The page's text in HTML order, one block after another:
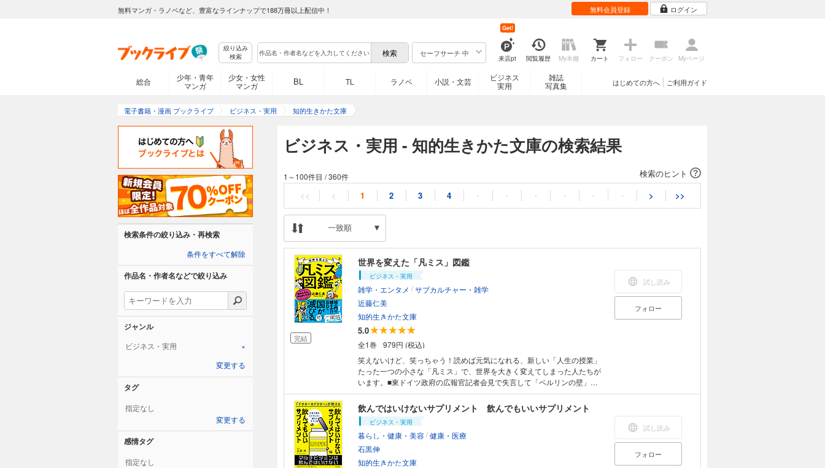
無料マンガ・ラノベなど、豊富なラインナップで188万冊以上配信中！ 無料会員登録 ログイン
絞り込み
検索
セーフサーチ 中
来店pt
Get!
閲覧履歴 My本棚 カート フォロー クーポン Myページ
総合
少年・青年
マンガ
少女・女性
マンガ
BL TL ラノベ 小説・文芸
ビジネス
実用
雑誌
写真集
ご利用ガイド
はじめての方へ
電子書籍・漫画 ブックライブ ビジネス・実用 知的生きかた文庫
ビジネス・実用 - 知的生きかた文庫の検索結果
検索のヒント
1～100件目 /360件
<< < 1 2 3 4 ・ ・ ・ ・ ・ ・ > >>
一致順
完結
世界を変えた「凡ミス」図鑑
ビジネス・実用
雑学・エンタメ /サブカルチャー・雑学
近藤仁美
知的生きかた文庫
5.0
全1巻
979円 (税込)
笑えないけど、笑っちゃう！読めば元気になれる、新しい「人生の授業」
たった一つの小さな「凡ミス」で、世界を大きく変えてしまった人たちが
います。■東ドイツ政府の広報官記者会見で失言して「ベルリンの壁」が
崩壊する■吉田茂（内閣総理大臣）独り言がマイクに乗ってしまい議会が
解散■NASA（アメリカ航空宇宙局）線を一本書き忘れて66億円のロケッ
トが大爆破■東ローマ帝国城の門の鍵を閉め忘れて国が滅びる■ウォルト・
ディズニー契約書をよく読まずにサインしてキャラの権利を失う……など
など、計42の「しくじり」を大収録！たくさん失敗してきた昔の人たちが
「そんな小さなミスでしょげてんの？」と、あなたを励ましてくれます。
学び・笑い・対策がすべて詰まっている、イラストや写真が満載の一冊！
試し読み
フォロー
飲んではいけないサプリメント 飲んでもいいサプリメント
ビジネス・実用
暮らし・健康・美容/健康・医療
石黒伸
知的生きかた文庫
試し読み
フォロー
検索条件の絞り込み・再検索
条件をすべて解除
作品名・作者名などで絞り込み
ジャンル
ビジネス・実用 ×
変更する
タグ
指定なし
変更する
感情タグ
指定なし